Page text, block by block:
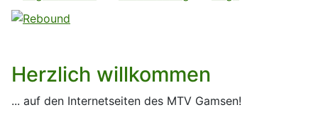
Herzlich willkommen
... auf den Internetseiten des MTV Gamsen!